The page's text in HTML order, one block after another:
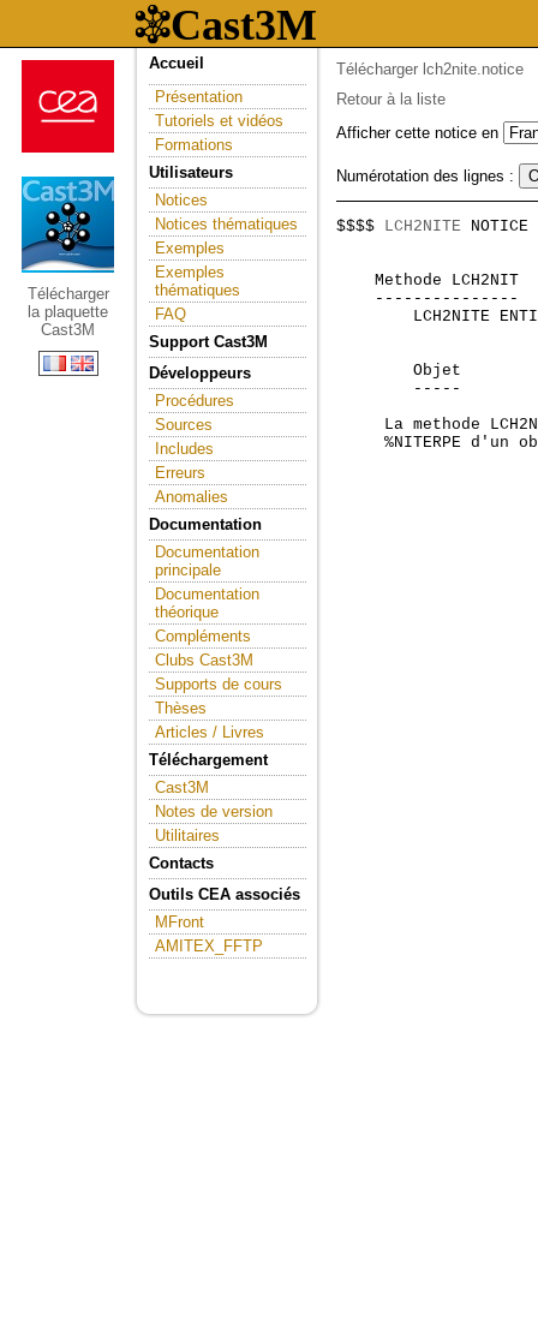
Télécharger
la plaquette
Cast3M
Accueil
Présentation
Tutoriels et vidéos
Formations
Utilisateurs
Notices
Notices thématiques
Exemples
Exemples
thématiques
FAQ
Support Cast3M
Développeurs
Procédures
Sources
Includes
Erreurs
Anomalies
Documentation
Documentation
principale
Documentation
théorique
Compléments
Clubs Cast3M
Supports de cours
Thèses
Articles / Livres
Téléchargement
Cast3M
Notes de version
Utilitaires
Contacts
Outils CEA associés
MFront
AMITEX_FFTP
Télécharger lch2nite.notice
Retour à la liste
Afficher cette notice en
Numérotation des lignes :
$$$$ LCH2NITE
Methode LCH2NIT
LCH2NITE
        Objet
        -----
La methode
%NITERPE d'un